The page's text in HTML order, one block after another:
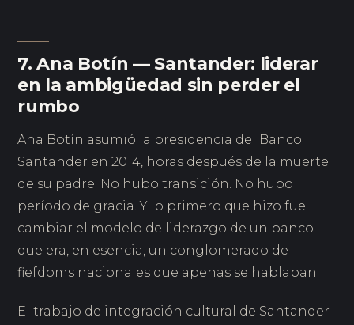
7. Ana Botín — Santander: liderar
en la ambigüedad sin perder el
rumbo
Ana Botín asumió la presidencia del Banco
Santander en 2014, horas después de la muerte
de su padre. No hubo transición. No hubo
período de gracia. Y lo primero que hizo fue
cambiar el modelo de liderazgo de un banco
que era, en esencia, un conglomerado de
fiefdoms nacionales que apenas se hablaban.
El trabajo de integración cultural de Santander